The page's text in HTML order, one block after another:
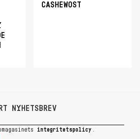
CASHEWOST
NYHETSBREV
integritetspolicy